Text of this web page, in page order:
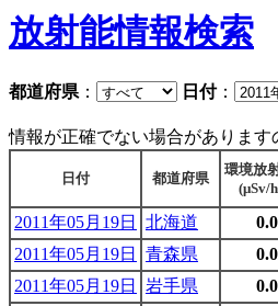
放射能情報検索
都道府県： 日付：
情報が正確でない場合があります
日付 都道府県
環境放
(μSv/
2011年05月19日 北海道
2011年05月19日
青森県
2011年05月19日
岩手県